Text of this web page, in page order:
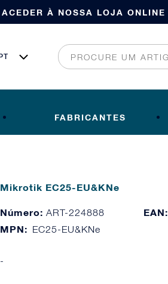
À NOSSA LOJA ONLINE
FABRICANTES
Mikrotik EC25-EU&KNe
Número:ART-224888 EAN:
MPN: EC25-EU&KNe
-